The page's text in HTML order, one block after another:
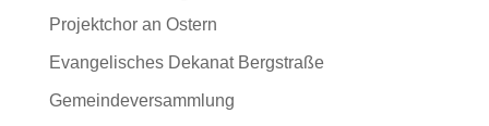
Projektchor an Ostern
Evangelisches Dekanat Bergstraße
Gemeindeversammlung